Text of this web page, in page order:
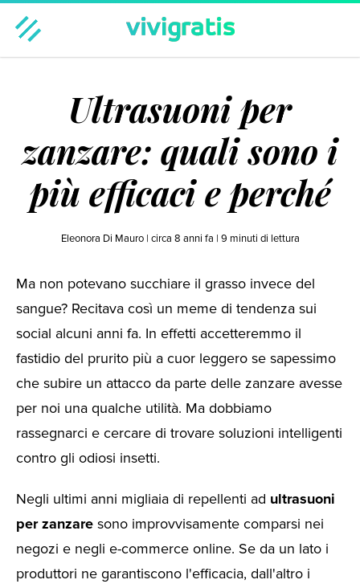
Tempo libero
Tecnologia Viaggi Hot
Ultrasuoni per
zanzare: quali sono i
più efficaci e perché
Eleonora Di Mauro | circa 8 anni fa | 9 minuti di lettura
Ma non potevano succhiare il grasso invece del
sangue? Recitava così un meme di tendenza sui
social alcuni anni fa. In effetti accetteremmo il
fastidio del prurito più a cuor leggero se sapessimo
che subire un attacco da parte delle zanzare avesse
per noi una qualche utilità. Ma dobbiamo
rassegnarci e cercare di trovare soluzioni intelligenti
contro gli odiosi insetti.
Negli ultimi anni migliaia di repellenti ad ultrasuoni
per zanzare sono improvvisamente comparsi nei
negozi e negli e-commerce online. Se da un lato i
produttori ne garantiscono l'efficacia, dall'altro i